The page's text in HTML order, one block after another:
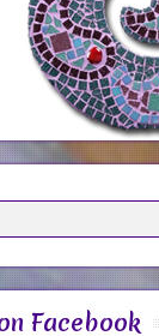
Facebook